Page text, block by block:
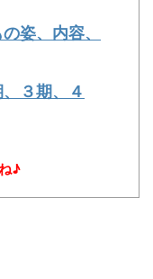
姿、内容、
３期、４
♪